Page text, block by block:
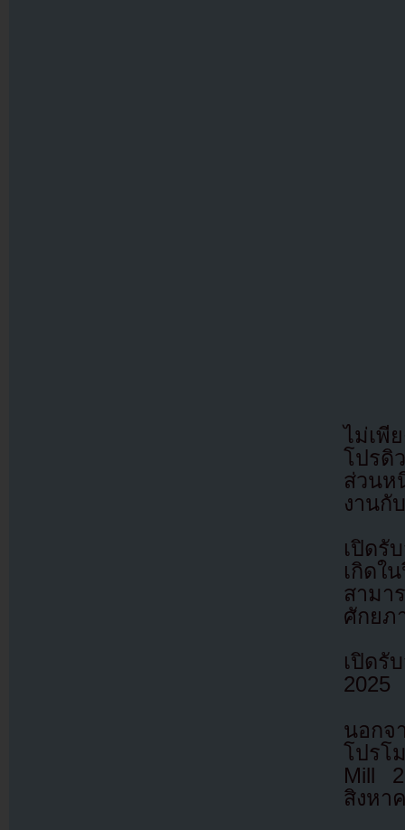
ไม่เ
โปรดิ
ส่วนห
งานกั
เปิดรั
เกิดใ
สามา
ศักยภ
เปิดรั
2025
นอกจ
โปรโ
Mill
สิงหา